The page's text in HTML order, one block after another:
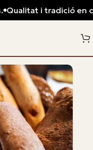
Qualitat i tradició en